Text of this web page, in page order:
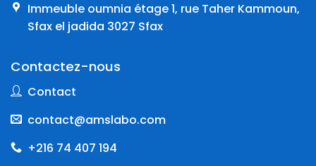
Immeuble oumnia étage 1, rue Taher Kammoun,
Sfax el jadida 3027 Sfax
Contactez-nous
Contact
contact@amslabo.com
+216 74 407 194